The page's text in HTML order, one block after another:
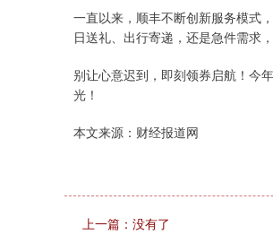
一直以来，顺丰不断创新服务模式
日送礼、出行寄递，还是急件需求
别让心意迟到，即刻领券启航！今
光！
本文来源：财经报道网
上一篇：没有了